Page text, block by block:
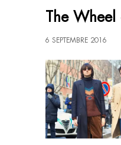
The Wheel
6 SEPTEMBRE 2016